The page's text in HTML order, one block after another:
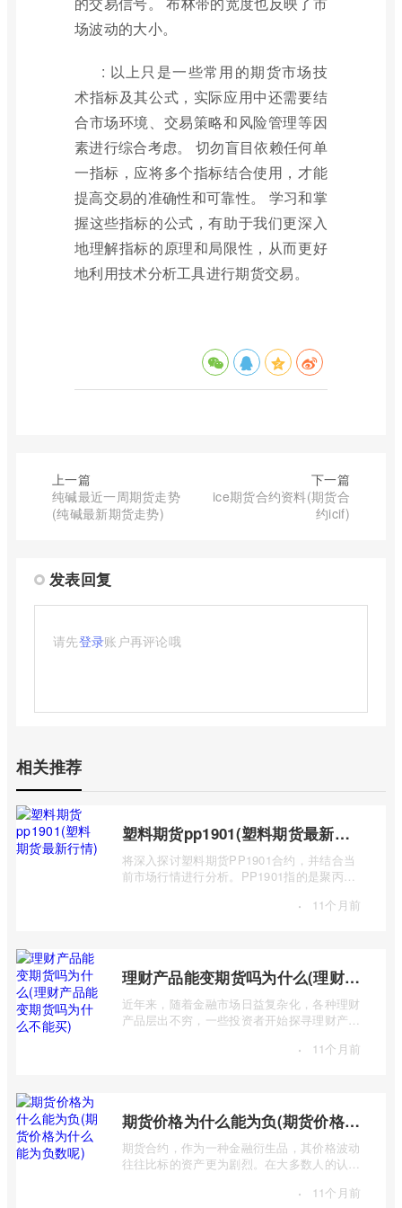
场波动的大小。
: 以上只是一些常用的期货市场技
术指标及其公式，实际应用中还需要结
合市场环境、交易策略和风险管理等因
素进行综合考虑。 切勿盲目依赖任何单
一指标，应将多个指标结合使用，才能
提高交易的准确性和可靠性。 学习和掌
握这些指标的公式，有助于我们更深入
地理解指标的原理和局限性，从而更好
地利用技术分析工具进行期货交易。
上一篇
纯碱最近一周期货走势
(纯碱最新期货走势)
下一篇
ice期货合约资料(期货合
约icif)
发表回复
请先登录账户再评论哦
相关推荐
塑料期货pp1901(塑料期货最新行情)
将深入探讨塑料期货PP1901合约，并结合当
前市场行情进行分析。PP1901指的是聚丙烯
· 11个月前
理财产品能变期货吗为什么(理财产品能变期货吗为什么不能买)
近年来，随着金融市场日益复杂化，各种理财
产品层出不穷，一些投资者开始探寻理财产品
· 11个月前
期货价格为什么能为负(期货价格为什么能为负数呢)
期货合约，作为一种金融衍生品，其价格波动
往往比标的资产更为剧烈。在大多数人的认知
· 11个月前